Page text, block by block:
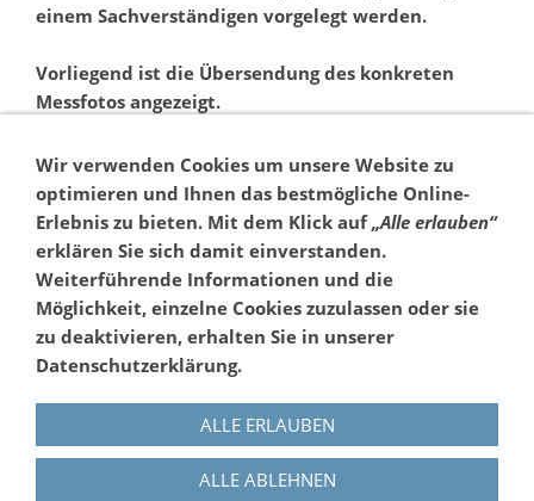
einem Sachverständigen vorgelegt werden.
Vorliegend ist die Übersendung des konkreten
Messfotos angezeigt.
Eine Kostenentscheidung ist derzeit nicht
veranlasst. Diese Entscheidung ist nicht
anfechtbar, 62 Abs. 2 S. 3 OWiG.
Wir verwenden Cookies um unsere Website zu
optimieren und Ihnen das bestmögliche Online-
Erlebnis zu bieten. Mit dem Klick auf„Alle erlauben“
erklären Sie sich damit einverstanden.
Weiterführende Informationen und die
Möglichkeit, einzelne Cookies zuzulassen oder sie
zu deaktivieren, erhalten Sie in unserer
Datenschutzerklärung.
ALLE ERLAUBEN
ALLE ABLEHNEN